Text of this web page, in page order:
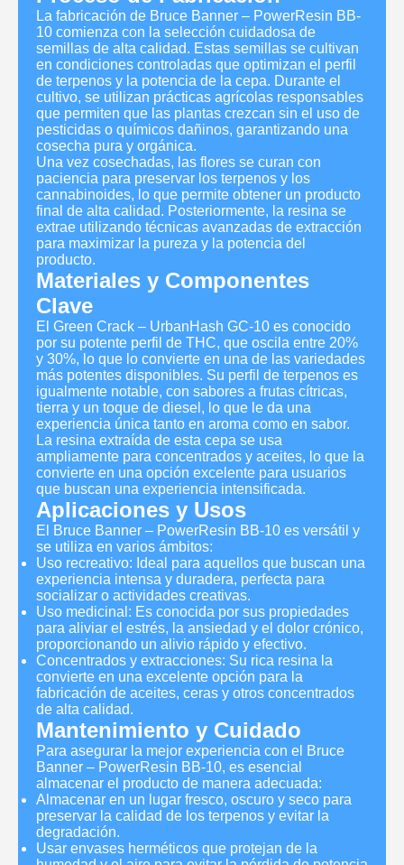
La fabricación de Bruce Banner – PowerResin BB-
10 comienza con la selección cuidadosa de
semillas de alta calidad. Estas semillas se cultivan
en condiciones controladas que optimizan el perfil
de terpenos y la potencia de la cepa. Durante el
cultivo, se utilizan prácticas agrícolas responsables
que permiten que las plantas crezcan sin el uso de
pesticidas o químicos dañinos, garantizando una
cosecha pura y orgánica.
Una vez cosechadas, las flores se curan con
paciencia para preservar los terpenos y los
cannabinoides, lo que permite obtener un producto
final de alta calidad. Posteriormente, la resina se
extrae utilizando técnicas avanzadas de extracción
para maximizar la pureza y la potencia del
producto.
Materiales y Componentes
Clave
El Green Crack – UrbanHash GC-10 es conocido
por su potente perfil de THC, que oscila entre 20%
y 30%, lo que lo convierte en una de las variedades
más potentes disponibles. Su perfil de terpenos es
igualmente notable, con sabores a frutas cítricas,
tierra y un toque de diesel, lo que le da una
experiencia única tanto en aroma como en sabor.
La resina extraída de esta cepa se usa
ampliamente para concentrados y aceites, lo que la
convierte en una opción excelente para usuarios
que buscan una experiencia intensificada.
Aplicaciones y Usos
El Bruce Banner – PowerResin BB-10 es versátil y
se utiliza en varios ámbitos:
Uso recreativo: Ideal para aquellos que buscan una
experiencia intensa y duradera, perfecta para
socializar o actividades creativas.
Uso medicinal: Es conocida por sus propiedades
para aliviar el estrés, la ansiedad y el dolor crónico,
proporcionando un alivio rápido y efectivo.
Concentrados y extracciones: Su rica resina la
convierte en una excelente opción para la
fabricación de aceites, ceras y otros concentrados
de alta calidad.
Mantenimiento y Cuidado
Para asegurar la mejor experiencia con el Bruce
Banner – PowerResin BB-10, es esencial
almacenar el producto de manera adecuada:
Almacenar en un lugar fresco, oscuro y seco para
preservar la calidad de los terpenos y evitar la
degradación.
Usar envases herméticos que protejan de la